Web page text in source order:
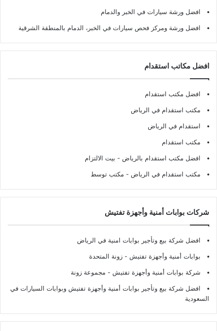
افضل ورشة سيارات في الخبر والدمام
افضل ورشة ومركز فحص سيارات في الخبر، الدمام بالمنطقة الشرقية
افضل مكاتب استقدام
افضل مكتب استقدام
مكتب استقدام في الرياض
استقدام في الرياض
مكتب استقدام
افضل مكتب استقدام بالرياض - بيت الالتزام
مكتب استقدام في الرياض - مكتب توسط
شركات بوابات أمنية وأجهزة تفتيش
افضل شركة بيع وتأجير بوابات امنية في الرياض
بوابات أمنية وأجهزة تفتيش - زونة المتحدة
شركة بوابات أمنية وأجهزة تفتيش - مجموعة زونة
افضل شركة بيع وتأجير بوابات أمنية وأجهزة تفتيش وبوابات السيارات في
السعودية